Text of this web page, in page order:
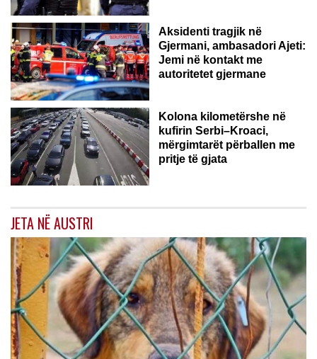
Aksidenti tragjik në
Gjermani, ambasadori Ajeti:
Jemi në kontakt me
autoritetet gjermane
Kolona kilometërshe në
kufirin Serbi–Kroaci,
mërgimtarët përballen me
pritje të gjata
JETA NË AUSTRI